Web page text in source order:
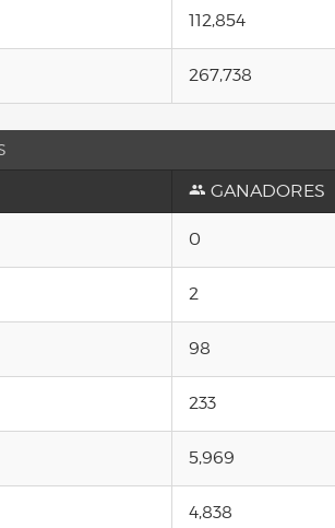
112,854
267,738
GANADORES
0
2
98
233
5,969
4,838